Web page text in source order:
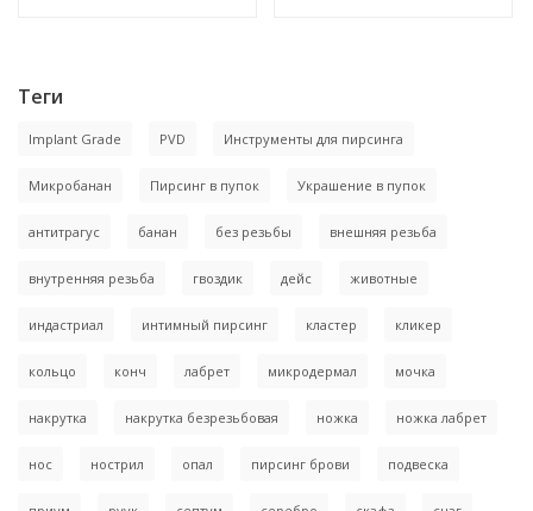
Теги
Implant Grade PVD Инструменты для пирсинга
Микробанан Пирсинг в пупок Украшение в пупок
антитрагус банан без резьбы внешняя резьба
внутренняя резьба гвоздик дейс животные
индастриал интимный пирсинг кластер кликер
кольцо конч лабрет микродермал мочка
накрутка накрутка безрезьбовая ножка ножка лабрет
нос нострил опал пирсинг брови подвеска